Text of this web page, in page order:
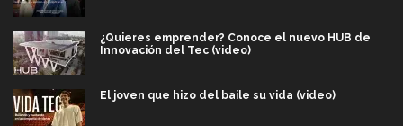
¿Quieres emprender? Conoce el nuevo HUB de
Innovación del Tec (video)
El joven que hizo del baile su vida (video)